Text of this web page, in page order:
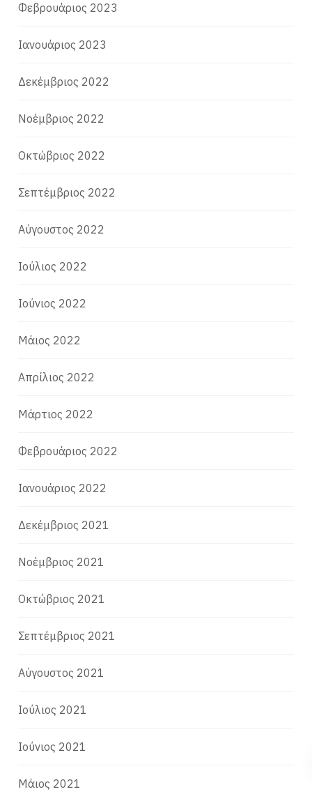
Φεβρουάριος 2023
Ιανουάριος 2023
Δεκέμβριος 2022
Νοέμβριος 2022
Οκτώβριος 2022
Σεπτέμβριος 2022
Αύγουστος 2022
Ιούλιος 2022
Ιούνιος 2022
Μάιος 2022
Απρίλιος 2022
Μάρτιος 2022
Φεβρουάριος 2022
Ιανουάριος 2022
Δεκέμβριος 2021
Νοέμβριος 2021
Οκτώβριος 2021
Σεπτέμβριος 2021
Αύγουστος 2021
Ιούλιος 2021
Ιούνιος 2021
Μάιος 2021